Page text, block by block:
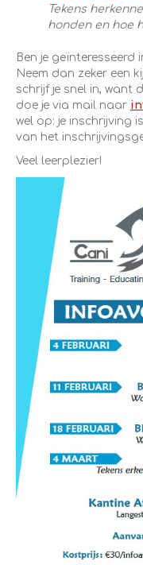
Tekens
honden en hoe
Ben je geïnteresseerd
Neem dan zeker een
schrijf je snel in, want
doe je via mail naar
wel op: je inschrijving
van het
Veel leerplezier!